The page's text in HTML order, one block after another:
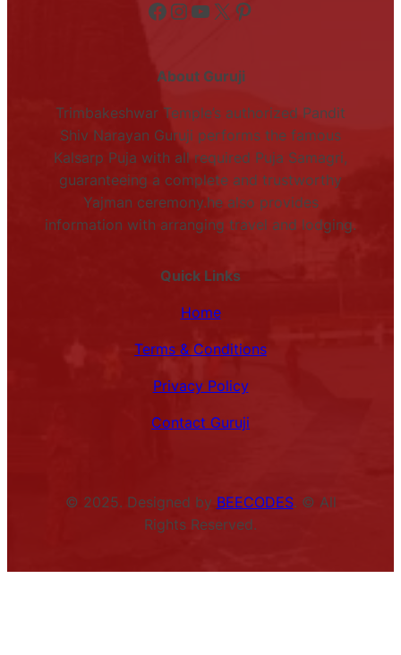
Facebook Instagram YouTube X Pinterest
About Guruji
Trimbakeshwar Temple’s authorized Pandit
Shiv Narayan Guruji performs the famous
Kalsarp Puja with all required Puja Samagri,
guaranteeing a complete and trustworthy
Yajman ceremony.he also provides
information with arranging travel and lodging.
Quick Links
Home
Terms & Conditions
Privacy Policy
Contact Guruji
© 2025. Designed by BEECODES. © All
Rights Reserved.